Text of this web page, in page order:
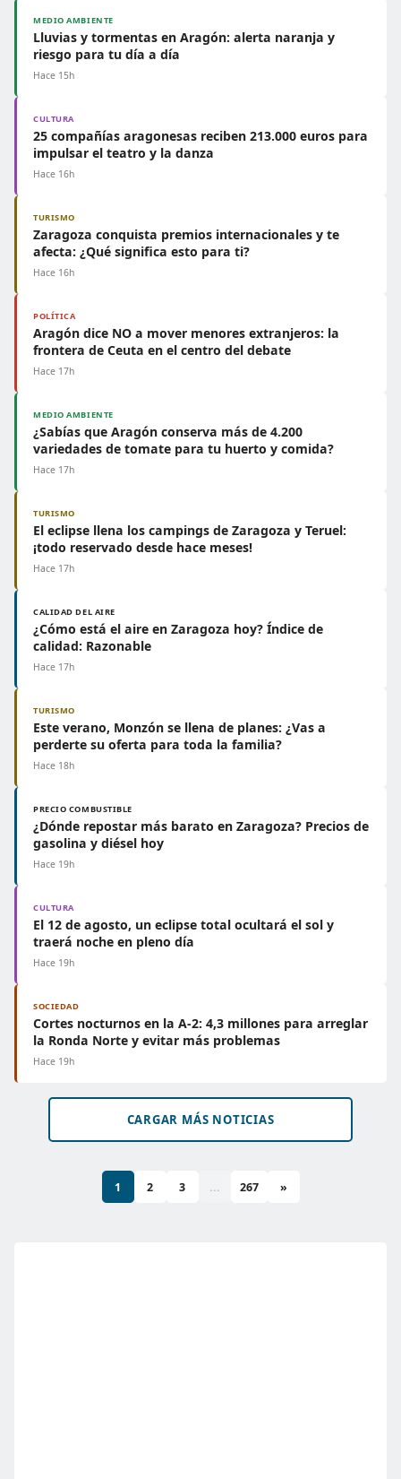
MEDIO AMBIENTE
Lluvias y tormentas en Aragón: alerta naranja y
riesgo para tu día a día
Hace 15h
CULTURA
25 compañías aragonesas reciben 213.000 euros para
impulsar el teatro y la danza
Hace 16h
TURISMO
Zaragoza conquista premios internacionales y te
afecta: ¿Qué significa esto para ti?
Hace 16h
POLÍTICA
Aragón dice NO a mover menores extranjeros: la
frontera de Ceuta en el centro del debate
Hace 17h
MEDIO AMBIENTE
¿Sabías que Aragón conserva más de 4.200
variedades de tomate para tu huerto y comida?
Hace 17h
TURISMO
El eclipse llena los campings de Zaragoza y Teruel:
¡todo reservado desde hace meses!
Hace 17h
CALIDAD DEL AIRE
¿Cómo está el aire en Zaragoza hoy? Índice de
calidad: Razonable
Hace 17h
TURISMO
Este verano, Monzón se llena de planes: ¿Vas a
perderte su oferta para toda la familia?
Hace 18h
PRECIO COMBUSTIBLE
¿Dónde repostar más barato en Zaragoza? Precios de
gasolina y diésel hoy
Hace 19h
CULTURA
El 12 de agosto, un eclipse total ocultará el sol y
traerá noche en pleno día
Hace 19h
SOCIEDAD
Cortes nocturnos en la A-2: 4,3 millones para arreglar
la Ronda Norte y evitar más problemas
Hace 19h
CARGAR MÁS NOTICIAS
1 2 3 ... 267 »